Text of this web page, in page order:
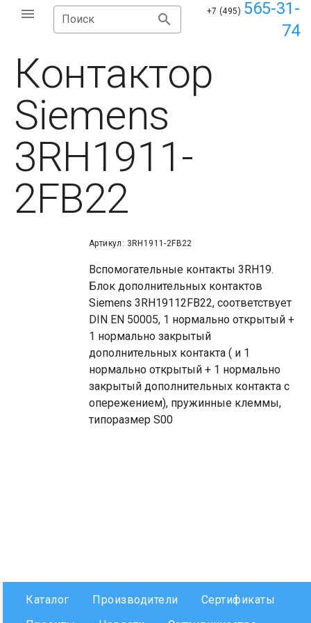
Поиск
+7 (495) 565-31-
74
Контактор
Siemens
3RH1911-
2FB22
Артикул: 3RH1911-2FB22
Вспомогательные контакты 3RH19.
Блок дополнительных контактов
Siemens 3RH19112FB22, соответствует
DIN EN 50005, 1 нормально открытый +
1 нормально закрытый
дополнительных контакта ( и 1
нормально открытый + 1 нормально
закрытый дополнительных контакта с
опережением), пружинные клеммы,
типоразмер S00
Каталог Производители
Сертификаты